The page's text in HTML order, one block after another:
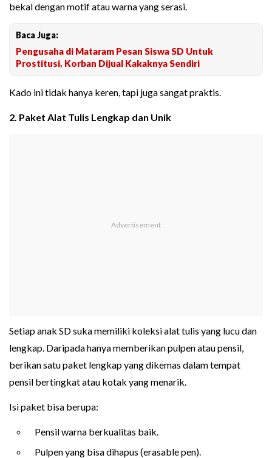
bekal dengan motif atau warna yang serasi.
Baca Juga:
Pengusaha di Mataram Pesan Siswa SD Untuk
Prostitusi, Korban Dijual Kakaknya Sendiri
Kado ini tidak hanya keren, tapi juga sangat praktis.
2. Paket Alat Tulis Lengkap dan Unik
Setiap anak SD suka memiliki koleksi alat tulis yang lucu dan
lengkap. Daripada hanya memberikan pulpen atau pensil,
berikan satu paket lengkap yang dikemas dalam tempat
pensil bertingkat atau kotak yang menarik.
Isi paket bisa berupa:
Pensil warna berkualitas baik.
Pulpen yang bisa dihapus (erasable pen).